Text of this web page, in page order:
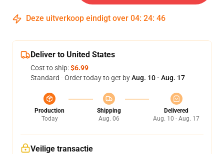
Deze uitverkoop eindigt over 04: 24: 46
Deliver to United States
Cost to ship:$6.99
Standard - Order today to get byAug. 10 - Aug. 17
Production
Today
Shipping
Aug. 06
Delivered
Aug. 10 - Aug. 17
Veilige transactie